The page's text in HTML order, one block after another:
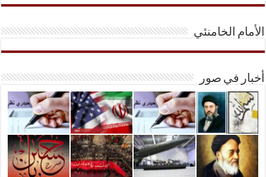
الأمام الخامنئي
أخبار في صور